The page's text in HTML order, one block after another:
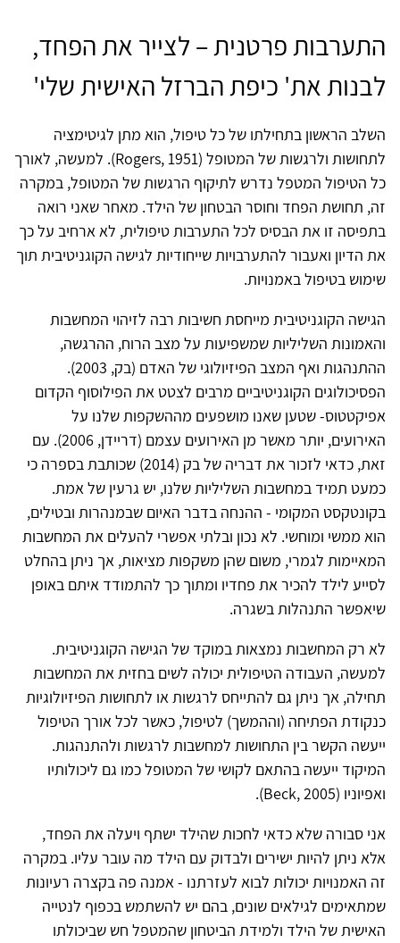
התערבות פרטנית – לצייר את הפחד,
לבנות את' כיפת הברזל האישית שלי'
השלב הראשון בתחילתו של כל טיפול, הוא מתן לגיטימציה
לתחושות ולרגשות של המטופל (Rogers, 1951). למעשה, לאורך
כל הטיפול המטפל נדרש לתיקוף הרגשות של המטופל, במקרה
זה, תחושת הפחד וחוסר הבטחון של הילד. מאחר שאני רואה
בתפיסה זו את הבסיס לכל התערבות טיפולית, לא ארחיב על כך
את הדיון ואעבור להתערבויות שייחודיות לגישה הקוגניטיבית תוך
שימוש בטיפול באמנויות.
הגישה הקוגניטיבית מייחסת חשיבות רבה לזיהוי המחשבות
והאמונות השליליות שמשפיעות על מצב הרוח, ההרגשה,
ההתנהגות ואף המצב הפיזיולוגי של האדם (בק, 2003).
הפסיכולוגים הקוגניטיביים מרבים לצטט את הפילוסוף הקדום
אפיקטטוס- שטען שאנו מושפעים מההשקפות שלנו על
האירועים, יותר מאשר מן האירועים עצמם (דריידן, 2006). עם
זאת, כדאי לזכור את דבריה של בק (2014) שכותבת בספרה כי
כמעט תמיד במחשבות השליליות שלנו, יש גרעין של אמת.
בקונטקסט המקומי - ההנחה בדבר האיום שבמנהרות ובטילים,
הוא ממשי ומוחשי. לא נכון ובלתי אפשרי להעלים את המחשבות
המאיימות לגמרי, משום שהן משקפות מציאות, אך ניתן בהחלט
לסייע לילד להכיר את פחדיו ומתוך כך להתמודד איתם באופן
שיאפשר התנהלות בשגרה.
לא רק המחשבות נמצאות במוקד של הגישה הקוגניטיבית.
למעשה, העבודה הטיפולית יכולה לשים בחזית את המחשבות
תחילה, אך ניתן גם להתייחס לרגשות או לתחושות הפיזיולוגיות
כנקודת הפתיחה (וההמשך) לטיפול, כאשר לכל אורך הטיפול
ייעשה הקשר בין התחושות למחשבות לרגשות ולהתנהגות.
המיקוד ייעשה בהתאם לקושי של המטופל כמו גם ליכולותיו
ואפיוניו (Beck, 2005).
אני סבורה שלא כדאי לחכות שהילד ישתף ויעלה את הפחד,
אלא ניתן להיות ישירים ולבדוק עם הילד מה עובר עליו. במקרה
זה האמנויות יכולות לבוא לעזרתנו - אמנה פה בקצרה רעיונות
שמתאימים לגילאים שונים, בהם יש להשתמש בכפוף לנטייה
האישית של הילד ולמידת הביטחון שהמטפל חש שביכולתו